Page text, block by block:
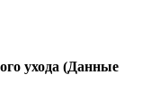
ухода (Данные